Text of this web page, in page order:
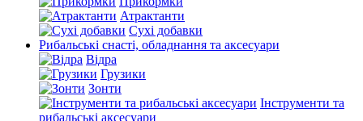
Атрактанти
Сухі добавки
Рибальські снасті, обладнання та аксесуари
Відра
Грузики
Зонти
Інструменти та
рибальські аксесуари